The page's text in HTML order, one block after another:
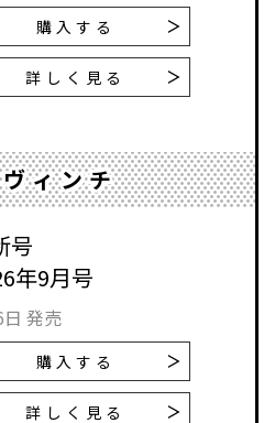
購入する
詳しく見る
ィンチ
号
年9月号
発売
購入する
詳しく見る